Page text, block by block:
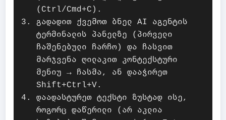
(Ctrl/Cmd+C).
გადადით ქვემოთ ბნელ AI აგენტის
ტერმინალის პანელზე (პირველი
ჩაშენებული ჩარჩო) და ჩასვით
მარჯვენა ღილაკით კონტექსტური
მენიუ → ჩასმა, ან დააჭირეთ
Shift+Ctrl+V.
დაადასტურეთ ტექსტი ზუსტად ისე,
როგორც დაწერილი (არ აკლია